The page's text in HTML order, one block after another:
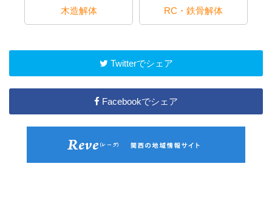
木造解体 RC・鉄骨解体
Twitterでシェア
Facebookでシェア